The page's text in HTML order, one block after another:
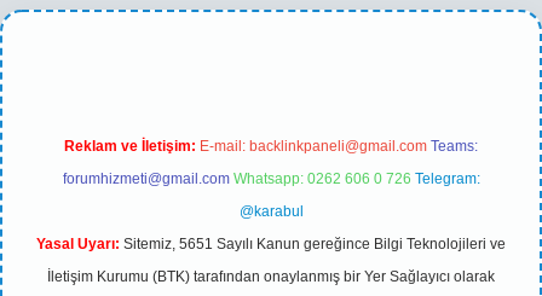
yeni giriş
Reklam ve İletişim: E-mail: backlinkpaneli@gmail.com Teams:
forumhizmeti@gmail.com Whatsapp: 0262 606 0 726 Telegram:
@karabul
Yasal Uyarı: Sitemiz, 5651 Sayılı Kanun gereğince Bilgi Teknolojileri ve
İletişim Kurumu (BTK) tarafından onaylanmış bir Yer Sağlayıcı olarak